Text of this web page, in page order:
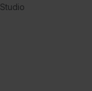
Studio